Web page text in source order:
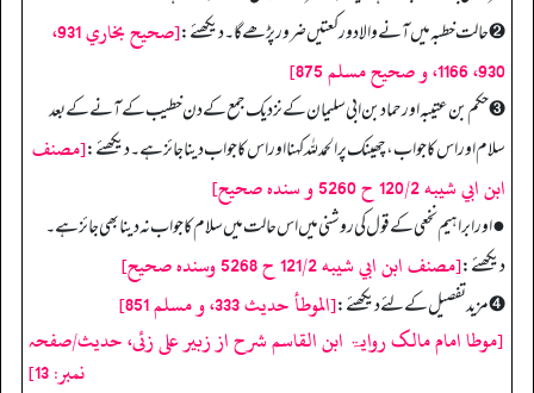
➋ حالت خطبہ میں آنے والا دو رکعتیں ضرور پڑھے گا۔ دیکھئے:
[صحيح بخاري 931،
930، 1166، و صحيح مسلم 875]
➌ حکم بن عتیبہ اور حماد بن ابی سلیمان کے نزدیک جمع کے دن خطیب کے آنے کے بعد
سلام اور اس کا جواب، چھینک پر الحمدللہ کہنا اور اس کا جواب دینا جائز ہے۔ دیکھئے:[مصنف
ابن ابي شيبه 120/2 ح 5260 و سنده صحيح]
● اور ابراہیم نخعی کے قول کی روشنی میں اس حالت میں سلام کا جواب نہ دینا بھی جائز ہے۔
دیکھئے:[مصنف ابن ابي شيبه 121/2 ح 5268 وسنده صحيح]
➍ مزید تفصیل کے لئے دیکھئے:[الموطأ حديث 333، و مسلم 851]
[موطا امام مالک روایۃ ابن القاسم شرح از زبیر علی زئی، حدیث/صفحہ
نمبر: 13]